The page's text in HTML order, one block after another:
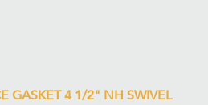
GASKET 4 1/2" NH SWIVEL